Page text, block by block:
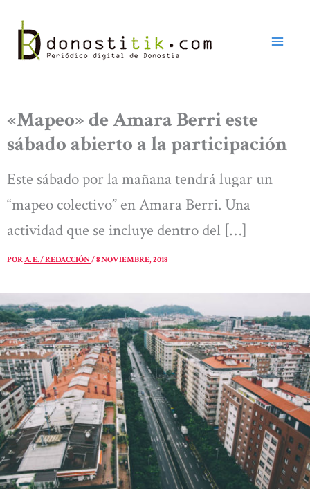
contenido
«Mapeo» de Amara Berri este
sábado abierto a la participación
Este sábado por la mañana tendrá lugar un
“mapeo colectivo” en Amara Berri. Una
actividad que se incluye dentro del […]
PORA. E. / REDACCIÓN/8 NOVIEMBRE, 2018